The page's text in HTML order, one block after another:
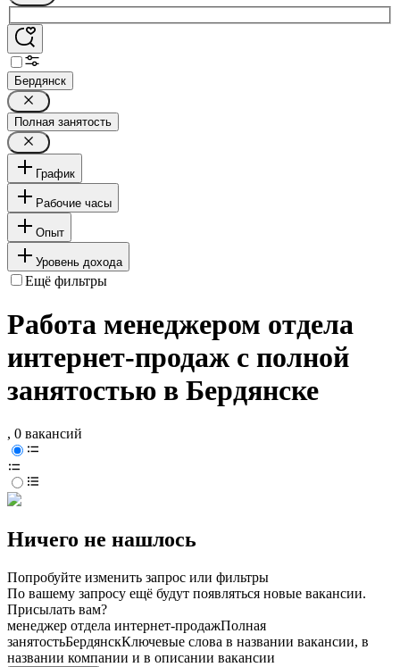
Бердянск
Полная занятость
График
Рабочие часы
Опыт
Уровень дохода
Ещё фильтры
Работа менеджером отдела
интернет-продаж с полной
занятостью в Бердянске
, 0 вакансий
Ничего не нашлось
Попробуйте изменить запрос или фильтры
По вашему запросу ещё будут появляться новые вакансии.
Присылать вам?
менеджер отдела интернет-продажПолная
занятостьБердянскКлючевые слова в названии вакансии, в
названии компании и в описании вакансии